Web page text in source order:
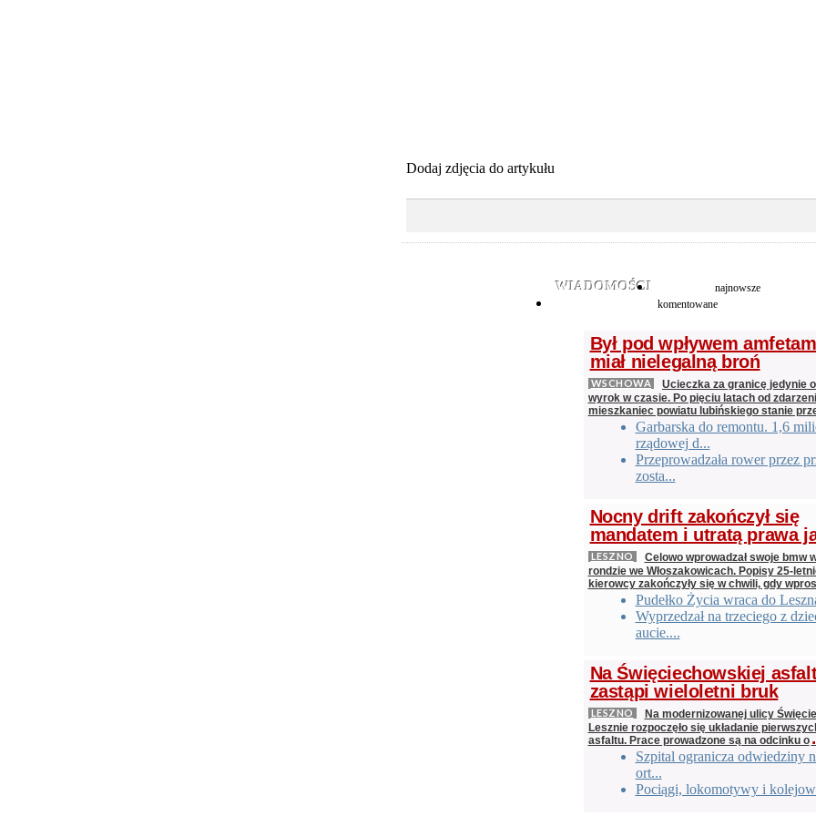
Dodaj zdjęcia do artykułu
WIADOMOŚCI
najnowsze
komentowane
Był pod wpływem
miał nielegalną broń
WSCHOWA
Ucieczka za granicę jedynie
wyrok w czasie. Po pięciu latach od
mieszkaniec powiatu lubińskiego stanie
Garbarska do remontu. 1,6
rządowej d...
Przeprowadzała rower przez
zosta...
Nocny drift zakończył się
mandatem i utratą prawa
LESZNO
Celowo wprowadzał swoje bmw
rondzie we Włoszakowicach. Popisy 25-
kierowcy zakończyły się w chwili, gdy
Pudełko Życia wraca do
Wyprzedzał na trzeciego z
aucie....
Na Święciechowskiej
zastąpi wieloletni bruk
LESZNO
Na modernizowanej ulicy
Lesznie rozpoczęło się układanie
asfaltu. Prace prowadzone są na odcinku o
Szpital ogranicza odwiedziny
ort...
Pociągi, lokomotywy i